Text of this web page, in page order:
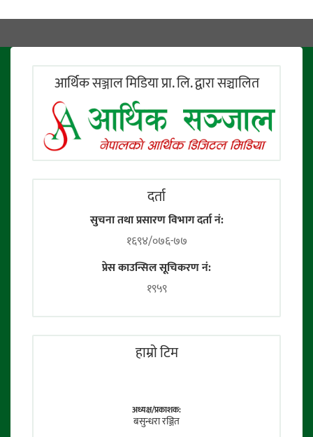
आर्थिक सञ्जाल मिडिया प्रा. लि. द्वारा सञ्चालित
दर्ता
सुचना तथा प्रसारण विभाग दर्ता नं:
१६९४/०७६-७७
प्रेस काउन्सिल सूचिकरण नं:
१९५९
हाम्राे टिम
अध्यक्ष/प्रकाशक:
बसुन्धरा रञ्जित